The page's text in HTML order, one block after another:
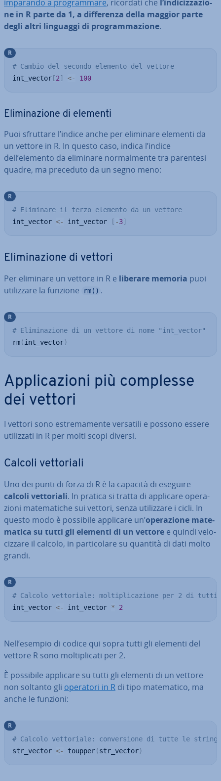
imparando a pro­gram­ma­re, ricordati che l’in­di­ciz­za­zio­
ne in R parte da 1, a dif­fe­ren­za della maggior parte
degli altri linguaggi di pro­gram­ma­zio­ne.
# Cambio del secondo elemento del vettore
int_vector [2] <- 100
R
Eli­mi­na­zio­ne di elementi
Puoi sfruttare l’indice anche per eliminare elementi da
un vettore in R. In questo caso, indica l’indice
dell’elemento da eliminare nor­mal­men­te tra parentesi
quadre, ma preceduto da un segno meno:
# Eliminare il terzo elemento da un vettore
int_vector <- int_vector [ -3]
R
Eli­mi­na­zio­ne di vettori
Per eliminare un vettore in R e liberare memoria puoi
uti­liz­za­re la funzione
rm() .
# Eliminazione di un vettore di nome "int_vector"
rm(int_vector)
R
Ap­pli­ca­zio­ni più complesse
dei vettori
I vettori sono estre­ma­men­te versatili e possono essere
uti­liz­za­ti in R per molti scopi diversi.
Calcoli vet­to­ria­li
Uno dei punti di forza di R è la capacità di eseguire
calcoli vet­to­ria­li. In pratica si tratta di applicare ope­ra­
zio­ni ma­te­ma­ti­che sui vettori, senza uti­liz­za­re i cicli. In
questo modo è possibile applicare un’ope­ra­zio­ne ma­te­
ma­ti­ca su tutti gli elementi di un vettore e quindi ve­lo­
ciz­za­re il calcolo, in par­ti­co­la­re su quantità di dati molto
grandi.
# Calcolo vettoriale: moltiplicazione per 2 di tutti
int_vector <- int_vector * 2
R
Nell’esempio di codice qui sopra tutti gli elementi del
vettore R sono mol­ti­pli­ca­ti per 2.
È possibile applicare su tutti gli elementi di un vettore
non soltanto gli operatori in R di tipo ma­te­ma­ti­co, ma
anche le funzioni:
# Calcolo vettoriale: conversione di tutte le
str_vector <- toupper(str_vector)
R